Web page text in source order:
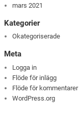
mars 2021
Kategorier
Okategoriserade
Meta
Logga in
Flöde för inlägg
Flöde för kommentarer
WordPress.org